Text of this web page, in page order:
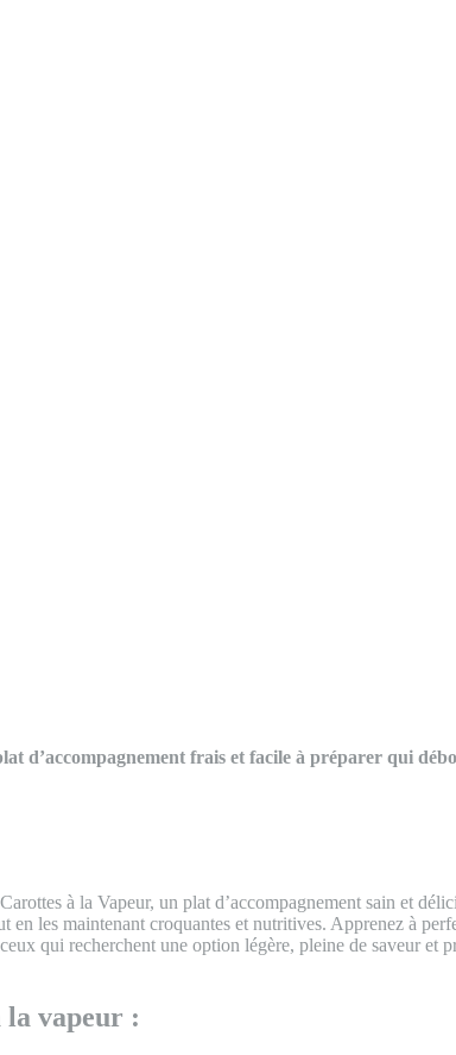
d’accompagnement frais et facile à préparer qui
à la Vapeur, un plat d’accompagnement sain et
en les maintenant croquantes et nutritives. Apprenez à
qui recherchent une option légère, pleine de saveur
la vapeur :